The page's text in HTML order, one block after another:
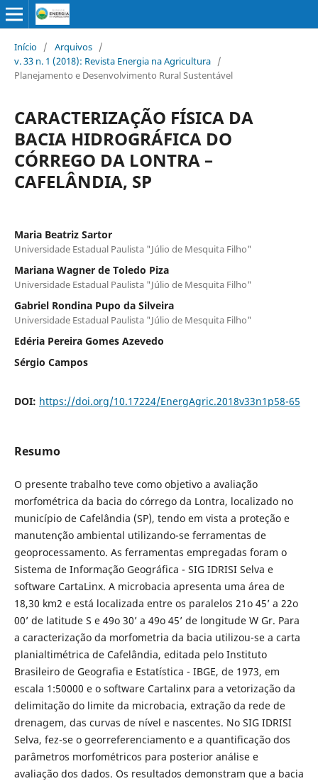
Início / Arquivos /
v. 33 n. 1 (2018): Revista Energia na Agricultura /
Planejamento e Desenvolvimento Rural Sustentável
CARACTERIZAÇÃO FÍSICA DA
BACIA HIDROGRÁFICA DO
CÓRREGO DA LONTRA –
CAFELÂNDIA, SP
Maria Beatriz Sartor
Universidade Estadual Paulista "Júlio de Mesquita Filho"
Mariana Wagner de Toledo Piza
Universidade Estadual Paulista "Júlio de Mesquita Filho"
Gabriel Rondina Pupo da Silveira
Universidade Estadual Paulista "Júlio de Mesquita Filho"
Edéria Pereira Gomes Azevedo
Sérgio Campos
DOI: https://doi.org/10.17224/EnergAgric.2018v33n1p58-65
Resumo
O presente trabalho teve como objetivo a avaliação
morfométrica da bacia do córrego da Lontra, localizado no
município de Cafelândia (SP), tendo em vista a proteção e
manutenção ambiental utilizando-se ferramentas de
geoprocessamento. As ferramentas empregadas foram o
Sistema de Informação Geográfica - SIG IDRISI Selva e
software CartaLinx. A microbacia apresenta uma área de
18,30 km2 e está localizada entre os paralelos 21o 45’ a 22o
00’ de latitude S e 49o 30’ a 49o 45’ de longitude W Gr. Para
a caracterização da morfometria da bacia utilizou-se a carta
planialtimétrica de Cafelândia, editada pelo Instituto
Brasileiro de Geografia e Estatística - IBGE, de 1973, em
escala 1:50000 e o software Cartalinx para a vetorização da
delimitação do limite da microbacia, extração da rede de
drenagem, das curvas de nível e nascentes. No SIG IDRISI
Selva, fez-se o georreferenciamento e a quantificação dos
parâmetros morfométricos para posterior análise e
avaliação dos dados. Os resultados demonstram que a bacia